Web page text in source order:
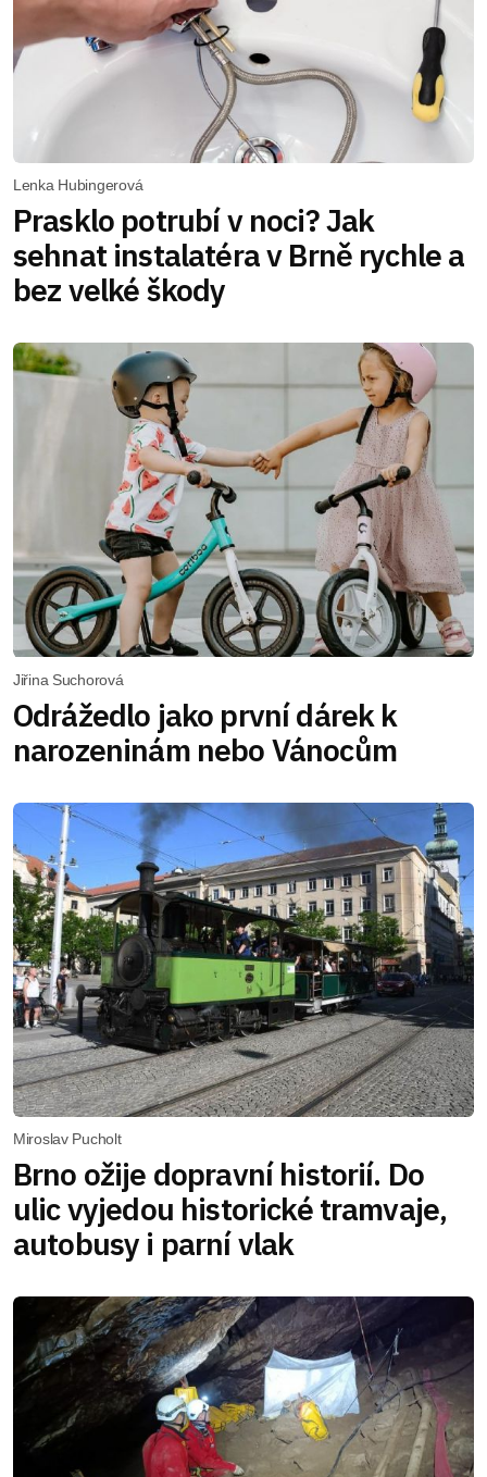
Lenka Hubingerová
Prasklo potrubí v noci? Jak
sehnat instalatéra v Brně rychle a
bez velké škody
Jiřina Suchorová
Odrážedlo jako první dárek k
narozeninám nebo Vánocům
Miroslav Pucholt
Brno ožije dopravní historií. Do
ulic vyjedou historické tramvaje,
autobusy i parní vlak